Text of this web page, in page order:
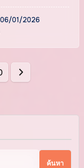
06/01/2026
ค้นหา